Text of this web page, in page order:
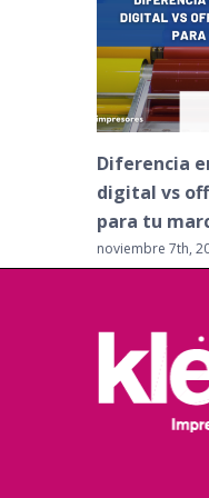
entre impresión
vs offset: ¿cuál elegir
marca en 2025?
Sin comentarios